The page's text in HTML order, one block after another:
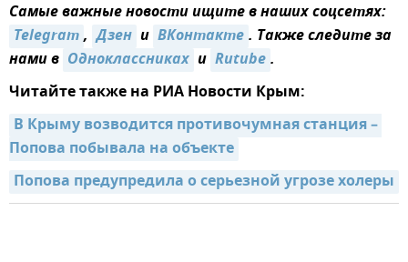
Самые важные новости ищите в наших соцсетях:
Telegram, Дзен и ВКонтакте. Также следите за
нами в Одноклассниках и Rutube.
Читайте также на РИА Новости Крым:
В Крыму возводится противочумная станция –
Попова побывала на объекте
Попова предупредила о серьезной угрозе холеры